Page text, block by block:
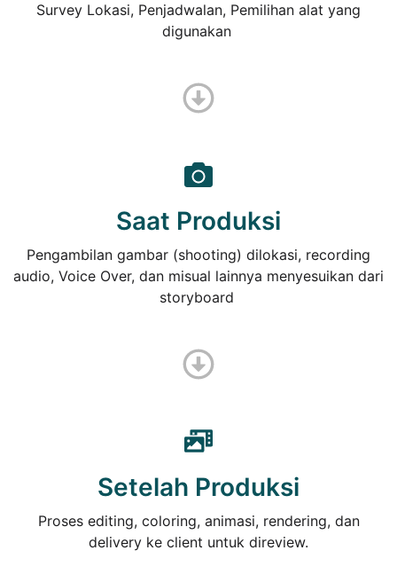
Survey Lokasi, Penjadwalan, Pemilihan alat yang
digunakan
Saat Produksi
Pengambilan gambar (shooting) dilokasi, recording
audio, Voice Over, dan misual lainnya menyesuikan dari
storyboard
Setelah Produksi
Proses editing, coloring, animasi, rendering, dan
delivery ke client untuk direview.